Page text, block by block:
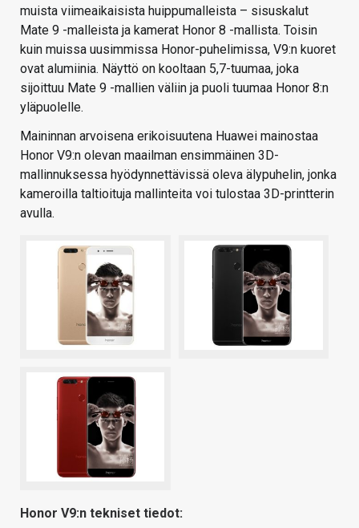
muista viimeaikaisista huippumalleista – sisuskalut
Mate 9 -malleista ja kamerat Honor 8 -mallista. Toisin
kuin muissa uusimmissa Honor-puhelimissa, V9:n kuoret
ovat alumiinia. Näyttö on kooltaan 5,7-tuumaa, joka
sijoittuu Mate 9 -mallien väliin ja puoli tuumaa Honor 8:n
yläpuolelle.
Maininnan arvoisena erikoisuutena Huawei mainostaa
Honor V9:n olevan maailman ensimmäinen 3D-
mallinnuksessa hyödynnettävissä oleva älypuhelin, jonka
kameroilla taltioituja mallinteita voi tulostaa 3D-printterin
avulla.
Honor V9:n tekniset tiedot: